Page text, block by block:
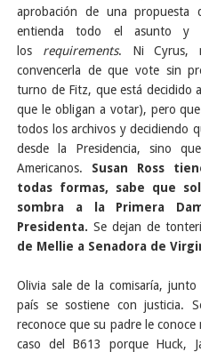
aprobación de una
entienda todo el asunto y
los requirements. Ni Cyrus,
convencerla de que vote sin
turno de Fitz, que está decidido
que le obligan a votar), pero
todos los archivos y decidiendo
desde la Presidencia, sino
Americanos. Susan Ross
todas formas, sabe que
sombra a la Primera
Presidenta. Se dejan de
de Mellie a Senadora de
Olivia sale de la comisaría,
país se sostiene con justicia.
reconoce que su padre le
caso del B613 porque Huck,